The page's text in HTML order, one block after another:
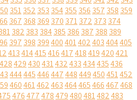
351352 353 354355 356 357 358 359
367 368 369 370 371372 373 374
382 383 384385 386 387 388 389
397 398 399400401402403404405
413414415416417418419420421
428429430431432433434435436
444445446447448449450451452
460461462463464465466467468
476477478479480481482483